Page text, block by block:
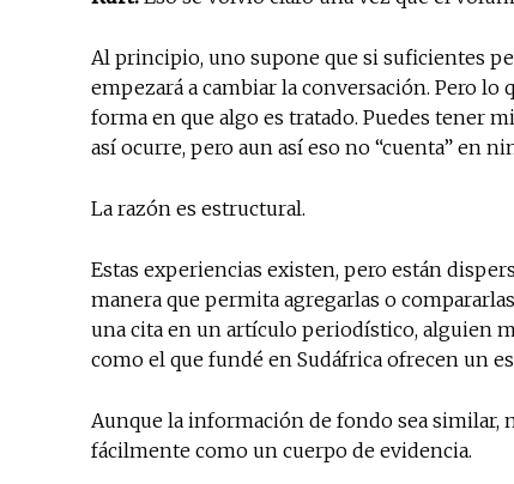
Al principio, uno supone que si suficientes
empezará a cambiar la conversación. Pero
forma en que algo es tratado. Puedes tener
así ocurre, pero aun así eso no “cuenta” en
La razón es estructural.
Estas experiencias existen, pero están
manera que permita agregarlas o
una cita en un artículo periodístico, alguien
como el que fundé en Sudáfrica ofrecen un
Aunque la información de fondo sea similar,
fácilmente como un cuerpo de evidencia.